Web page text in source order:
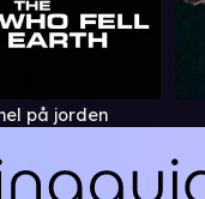
på jorden